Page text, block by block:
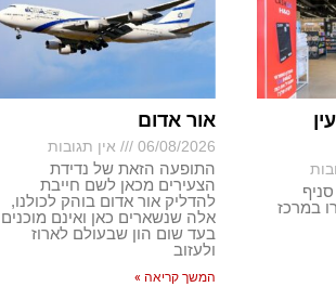
במרכז
אור אדום
06/08/2026 אין תגובות
התופעה הזאת של נדידת
הצעירים מכאן לשם חייבת
להדליק אור אדום בוהק לכולנו,
אלה שנשארים כאן ואינם מוכנים
בעד שום הון שבעולם לארוז
ולעזוב
המשך קריאה »